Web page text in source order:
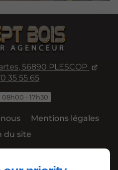
56890 PLESCOP
35 55 65
08h00 - 17h30
Mentions légales
du site